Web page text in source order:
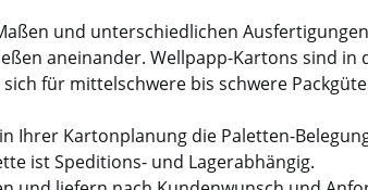
und unterschiedlichen
aneinander. Wellpapp-Kartons sind
für mittelschwere bis schwere
Ihrer Kartonplanung die Paletten-
ist Speditions- und Lagerabhängig.